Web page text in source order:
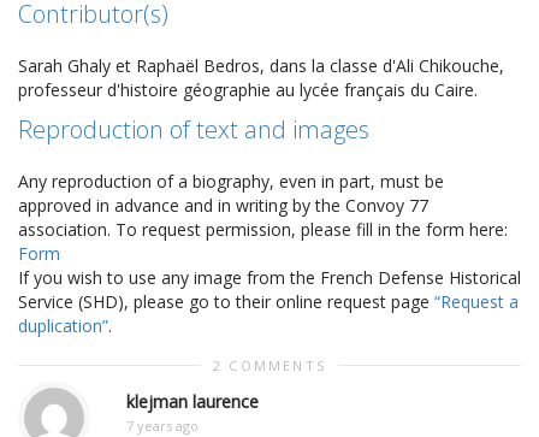
Contributor(s)
Sarah Ghaly et Raphaël Bedros, dans la classe d'Ali Chikouche,
professeur d'histoire géographie au lycée français du Caire.
Reproduction of text and images
Any reproduction of a biography, even in part, must be
approved in advance and in writing by the Convoy 77
association. To request permission, please fill in the form here:
Form
If you wish to use any image from the French Defense Historical
Service (SHD), please go to their online request page “Request a
duplication”.
2 COMMENTS
klejman laurence
7 years ago